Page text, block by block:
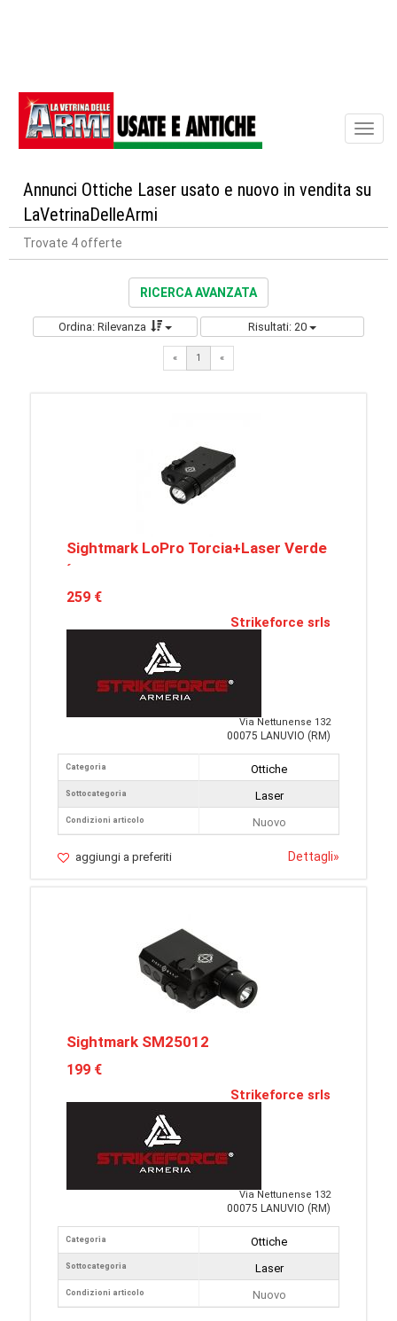
Annunci Ottiche Laser usato e nuovo in vendita su
LaVetrinaDelleArmi
Trovate 4 offerte
RICERCA AVANZATA
Ordina: Rilevanza Risultati: 20
« 1 «
Sightmark LoPro Torcia+Laser Verde
´
259 €
Strikeforce srls
Via Nettunense 132
00075 LANUVIO (RM)
Categoria
Sottocategoria
Condizioni articolo
Ottiche
Laser
Nuovo
aggiungi a preferiti Dettagli»
Sightmark SM25012
199 €
Strikeforce srls
Via Nettunense 132
00075 LANUVIO (RM)
Categoria
Sottocategoria
Condizioni articolo
Ottiche
Laser
Nuovo